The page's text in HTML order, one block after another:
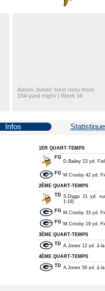
Aaron Jones' best runs from
154-yard night | Week 16
Infos
1ER QUART-TEMPS
FG
D.Bailey 23 yd.
FG M.Crosby 42 yd.
2ÈME QUART-TEMPS
TD S.Diggs 21 yd.
1:19)
FG M.Crosby 33 yd.
FG M.Crosby 19 yd.
3ÈME QUART-TEMPS
TD A.Jones 12 yd. à
4ÈME QUART-TEMPS
TD A.Jones 56 yd. à